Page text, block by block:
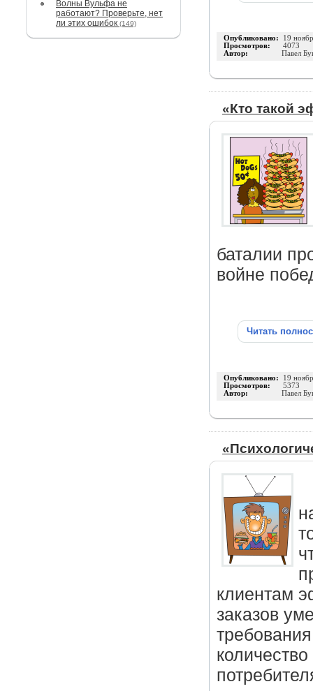
Волны Вульфа не
работают? Проверьте, нет
ли этих ошибок (149)
Опубликовано: 19
Просмотров: 4073
Автор: Павел
«Кто такой
баталии
войне
Читать
Опубликовано: 19
Просмотров: 5373
Автор: Павел
клиентам
заказов